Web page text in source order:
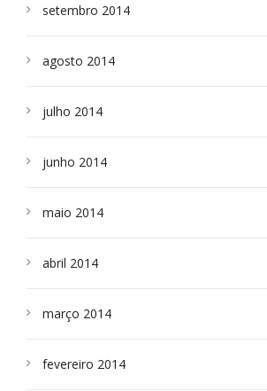
setembro 2014
agosto 2014
julho 2014
junho 2014
maio 2014
abril 2014
março 2014
fevereiro 2014